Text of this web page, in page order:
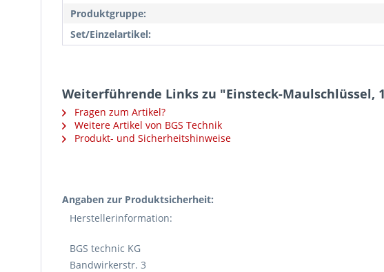
Produktgruppe:
Set/Einzelartikel:
Weiterführende Links zu "Einsteck-Maulschlüssel,
Fragen zum Artikel?
Weitere Artikel von BGS Technik
Produkt- und Sicherheitshinweise
Angaben zur Produktsicherheit:
Herstellerinformation:
BGS technic KG
Bandwirkerstr. 3